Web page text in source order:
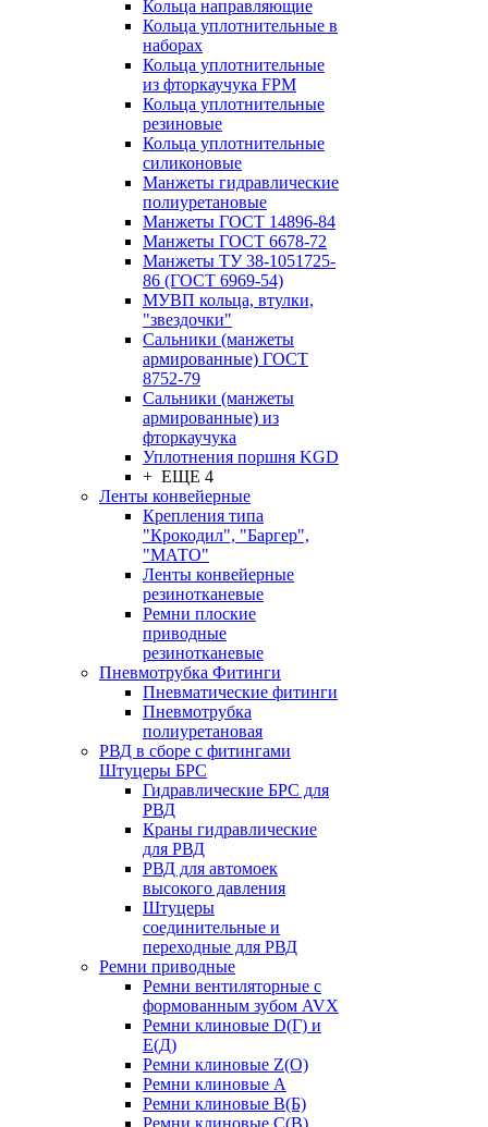
Кольца направляющие
Кольца уплотнительные в
наборах
Кольца уплотнительные
из фторкаучука FPM
Кольца уплотнительные
резиновые
Кольца уплотнительные
силиконовые
Манжеты гидравлические
полиуретановые
Манжеты ГОСТ 14896-84
Манжеты ГОСТ 6678-72
Манжеты ТУ 38-1051725-
86 (ГОСТ 6969-54)
МУВП кольца, втулки,
"звездочки"
Сальники (манжеты
армированные) ГОСТ
8752-79
Сальники (манжеты
армированные) из
фторкаучука
Уплотнения поршня KGD
+ ЕЩЕ 4
Ленты конвейерные
Крепления типа
"Крокодил", "Баргер",
"МАТО"
Ленты конвейерные
резинотканевые
Ремни плоские
приводные
резинотканевые
Пневмотрубка Фитинги
Пневматические фитинги
Пневмотрубка
полиуретановая
РВД в сборе с фитингами
Штуцеры БРС
Гидравлические БРС для
РВД
Краны гидравлические
для РВД
РВД для автомоек
высокого давления
Штуцеры
соединительные и
переходные для РВД
Ремни приводные
Ремни вентиляторные с
формованным зубом AVX
Ремни клиновые D(Г) и
Е(Д)
Ремни клиновые Z(О)
Ремни клиновые А
Ремни клиновые В(Б)
Ремни клиновые С(В)